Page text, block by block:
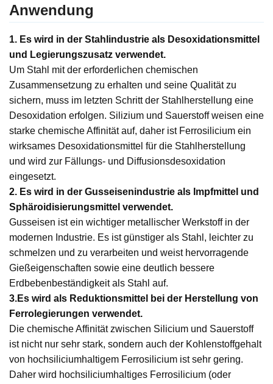
Anwendung
1. Es wird in der Stahlindustrie als Desoxidationsmittel
und Legierungszusatz verwendet.
Um Stahl mit der erforderlichen chemischen
Zusammensetzung zu erhalten und seine Qualität zu
sichern, muss im letzten Schritt der Stahlherstellung eine
Desoxidation erfolgen. Silizium und Sauerstoff weisen eine
starke chemische Affinität auf, daher ist Ferrosilicium ein
wirksames Desoxidationsmittel für die Stahlherstellung
und wird zur Fällungs- und Diffusionsdesoxidation
eingesetzt.
2. Es wird in der Gusseisenindustrie als Impfmittel und
Sphäroidisierungsmittel verwendet.
Gusseisen ist ein wichtiger metallischer Werkstoff in der
modernen Industrie. Es ist günstiger als Stahl, leichter zu
schmelzen und zu verarbeiten und weist hervorragende
Gießeigenschaften sowie eine deutlich bessere
Erdbebenbeständigkeit als Stahl auf.
3.Es wird als Reduktionsmittel bei der Herstellung von
Ferrolegierungen verwendet.
Die chemische Affinität zwischen Silicium und Sauerstoff
ist nicht nur sehr stark, sondern auch der Kohlenstoffgehalt
von hochsiliciumhaltigem Ferrosilicium ist sehr gering.
Daher wird hochsiliciumhaltiges Ferrosilicium (oder